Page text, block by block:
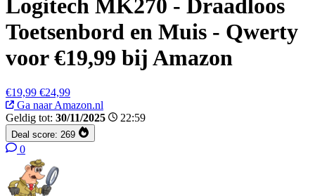
Logitech MK270 - Draadloos
Toetsenbord en Muis - Qwerty
voor €19,99 bij Amazon
€19,99 €24,99
Ga naar Amazon.nl
Geldig tot: 30/11/2025 22:59
Deal score: 269
0